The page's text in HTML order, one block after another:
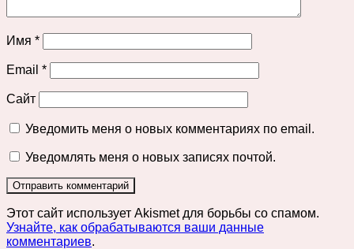
Имя *
Email *
Сайт
Уведомить меня о новых комментариях по email.
Уведомлять меня о новых записях почтой.
Этот сайт использует Akismet для борьбы со спамом.
Узнайте, как обрабатываются ваши данные
комментариев.